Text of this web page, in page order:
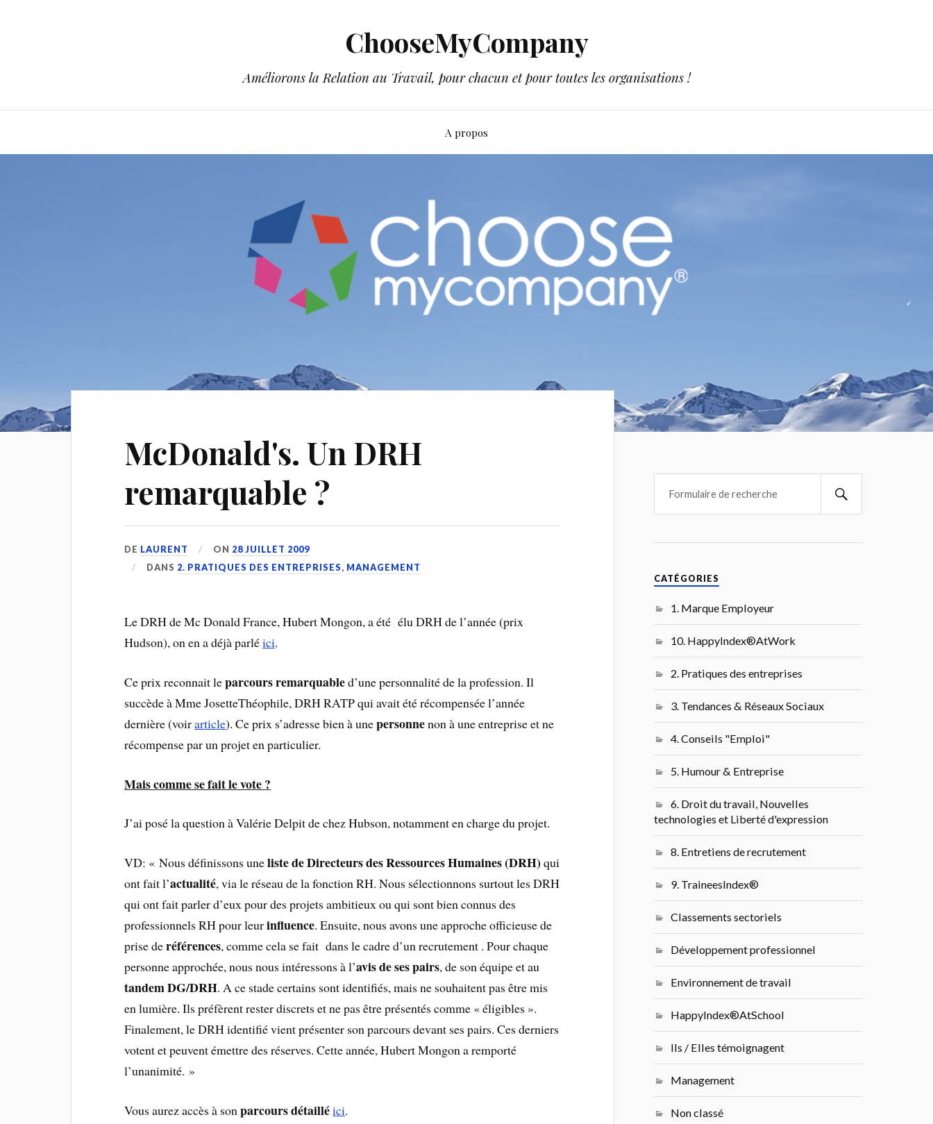
ChooseMyCompany
Améliorons la Relation au Travail, pour chacun et pour toutes les organisations !
A propos
McDonald's. Un DRH
remarquable ?
DE LAURENT ON 28 JUILLET 2009
DANS 2. PRATIQUES DES ENTREPRISES, MANAGEMENT
Le DRH de Mc Donald France, Hubert Mongon, a été élu DRH de l’année (prix
Hudson), on en a déjà parléici.
Ce prix reconnait leparcours remarquabled’une personnalité de la profession. Il
succède à Mme JosetteThéophile, DRH RATP qui avait été récompensée l’année
dernière (voirarticle). Ce prix s’adresse bien à unepersonnenon à une entreprise et ne
récompense par un projet en particulier.
Mais comme se fait le vote ?
J’ai posé la question à Valérie Delpit de chez Hubson, notamment en charge du projet.
VD: « Nous définissons uneliste de Directeurs des Ressources Humaines (DRH)qui
ont fait l’actualité, via le réseau de la fonction RH. Nous sélectionnons surtout les DRH
qui ont fait parler d’eux pour des projets ambitieux ou qui sont bien connus des
professionnels RH pour leurinfluence. Ensuite, nous avons une approche officieuse de
prise deréférences, comme cela se fait dans le cadre d’un recrutement . Pour chaque
personne approchée, nous nous intéressons à l’avis de ses pairs, de son équipe et au
tandem DG/DRH. A ce stade certains sont identifiés, mais ne souhaitent pas être mis
en lumière. Ils préfèrent rester discrets et ne pas être présentés comme « éligibles ».
Finalement, le DRH identifié vient présenter son parcours devant ses pairs. Ces derniers
votent et peuvent émettre des réserves. Cette année, Hubert Mongon a remporté
l’unanimité. »
Vous aurez accès à sonparcours détailléici.
CATÉGORIES
1. Marque Employeur
10. HappyIndex®AtWork
2. Pratiques des entreprises
3. Tendances & Réseaux Sociaux
4. Conseils "Emploi"
5. Humour & Entreprise
6. Droit du travail, Nouvelles
technologies et Liberté d'expression
8. Entretiens de recrutement
9. TraineesIndex®
Classements sectoriels
Développement professionnel
Environnement de travail
HappyIndex®AtSchool
Ils / Elles témoignagent
Management
Non classé